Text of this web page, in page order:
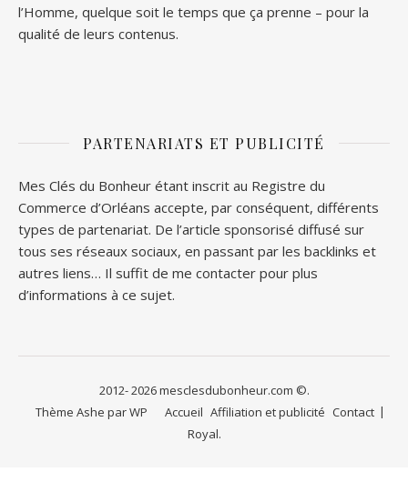
l’Homme, quelque soit le temps que ça prenne – pour la
qualité de leurs contenus.
PARTENARIATS ET PUBLICITÉ
Mes Clés du Bonheur étant inscrit au Registre du
Commerce d’Orléans accepte, par conséquent, différents
types de partenariat. De l’article sponsorisé diffusé sur
tous ses réseaux sociaux, en passant par les backlinks et
autres liens… Il suffit de me contacter pour plus
d’informations à ce sujet.
2012- 2026 mesclesdubonheur.com ©.
Accueil Affiliation et publicité Contact
Thème Ashe parWP
Royal.